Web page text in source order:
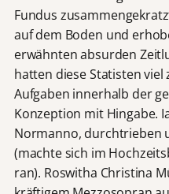
Fundus
auf dem Boden und
erwähnten absurden
hatten diese Statisten
Aufgaben innerhalb der
Konzeption mit Hingabe.
Normanno, durchtrieben
(machte sich im
ran). Roswitha Christina